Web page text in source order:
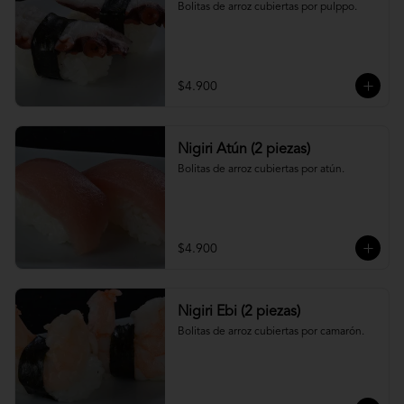
Bolitas de arroz cubiertas por pulppo.
$4.900
Nigiri Atún (2 piezas)
Bolitas de arroz cubiertas por atún.
$4.900
Nigiri Ebi (2 piezas)
Bolitas de arroz cubiertas por camarón.